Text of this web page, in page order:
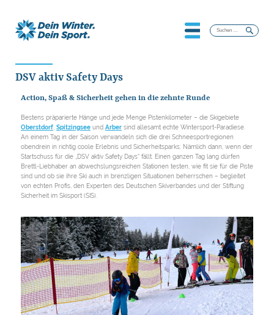
Suchen
nach:
DSV aktiv Safety Days
Action, Spaß & Sicherheit gehen in die zehnte Runde
Bestens präparierte Hänge und jede Menge Pistenkilometer – die Skigebiete
Oberstdorf Spitzingsee und Arber sind allesamt echte Wintersport-Paradiese.
An einem Tag in der Saison verwandeln sich die drei Schneesportregionen
obendrein in richtig coole Erlebnis und Sicherheitsparks: Nämlich dann, wenn der
Startschuss für die „DSV aktiv Safety Days“ fällt. Einen ganzen Tag lang dürfen
Brettl-Liebhaber an abwechslungsreichen Stationen testen, wie fit sie für die Piste
sind und ob sie ihre Ski auch in brenzligen Situationen beherrschen – begleitet
von echten Profis, den Experten des Deutschen Skiverbandes und der Stiftung
Sicherheit im Skisport (SIS).